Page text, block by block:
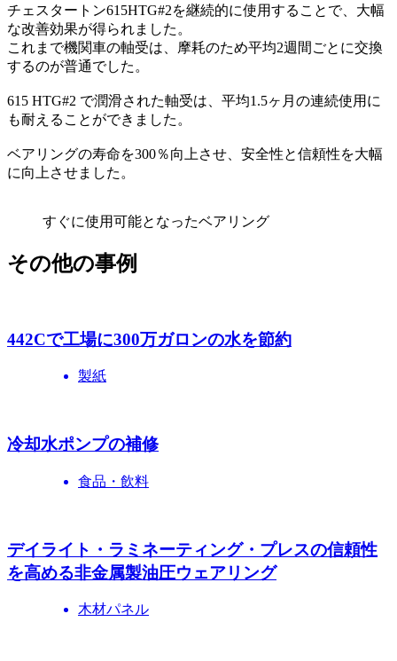
チェスタートン615HTG#2を継続的に使用することで、大幅
な改善効果が得られました。
これまで機関車の軸受は、摩耗のため平均2週間ごとに交換
するのが普通でした。
615 HTG#2 で潤滑された軸受は、平均1.5ヶ月の連続使用に
も耐えることができました。
ベアリングの寿命を300％向上させ、安全性と信頼性を大幅
に向上させました。
すぐに使用可能となったベアリング
その他の事例
442Cで工場に300万ガロンの水を節約
製紙
冷却水ポンプの補修
食品・飲料
デイライト・ラミネーティング・プレスの信頼性
を高める非金属製油圧ウェアリング
木材パネル